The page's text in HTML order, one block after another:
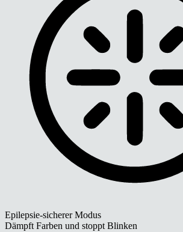
Epilepsie-sicherer Modus
Dämpft Farben und stoppt Blinken